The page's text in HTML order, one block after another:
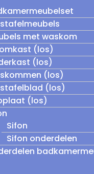
met waskom
(los)
(los)
(los)
(los)
(los)
Sifon
Sifon onderdelen